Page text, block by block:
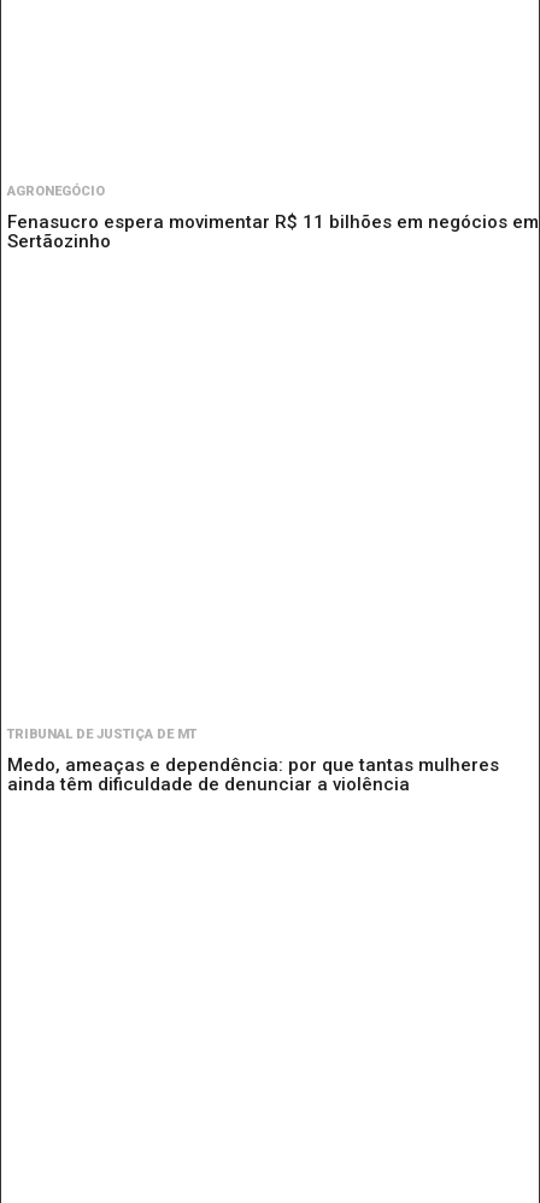
AGRONEGÓCIO
Fenasucro espera movimentar R$ 11 bilhões em negócios em
Sertãozinho
TRIBUNAL DE JUSTIÇA DE MT
Medo, ameaças e dependência: por que tantas mulheres
ainda têm dificuldade de denunciar a violência